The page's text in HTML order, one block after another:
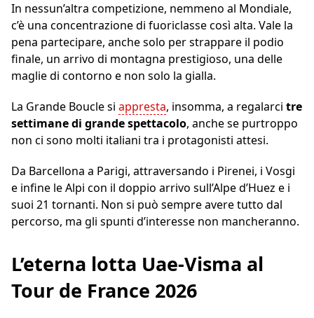
In nessun’altra competizione, nemmeno al Mondiale,
c’è una concentrazione di fuoriclasse così alta. Vale la
pena partecipare, anche solo per strappare il podio
finale, un arrivo di montagna prestigioso, una delle
maglie di contorno e non solo la gialla.
La Grande Boucle si appresta, insomma, a regalarci tre
settimane di grande spettacolo, anche se purtroppo
non ci sono molti italiani tra i protagonisti attesi.
Da Barcellona a Parigi, attraversando i Pirenei, i Vosgi
e infine le Alpi con il doppio arrivo sull’Alpe d’Huez e i
suoi 21 tornanti. Non si può sempre avere tutto dal
percorso, ma gli spunti d’interesse non mancheranno.
L’eterna lotta Uae-Visma al
Tour de France 2026